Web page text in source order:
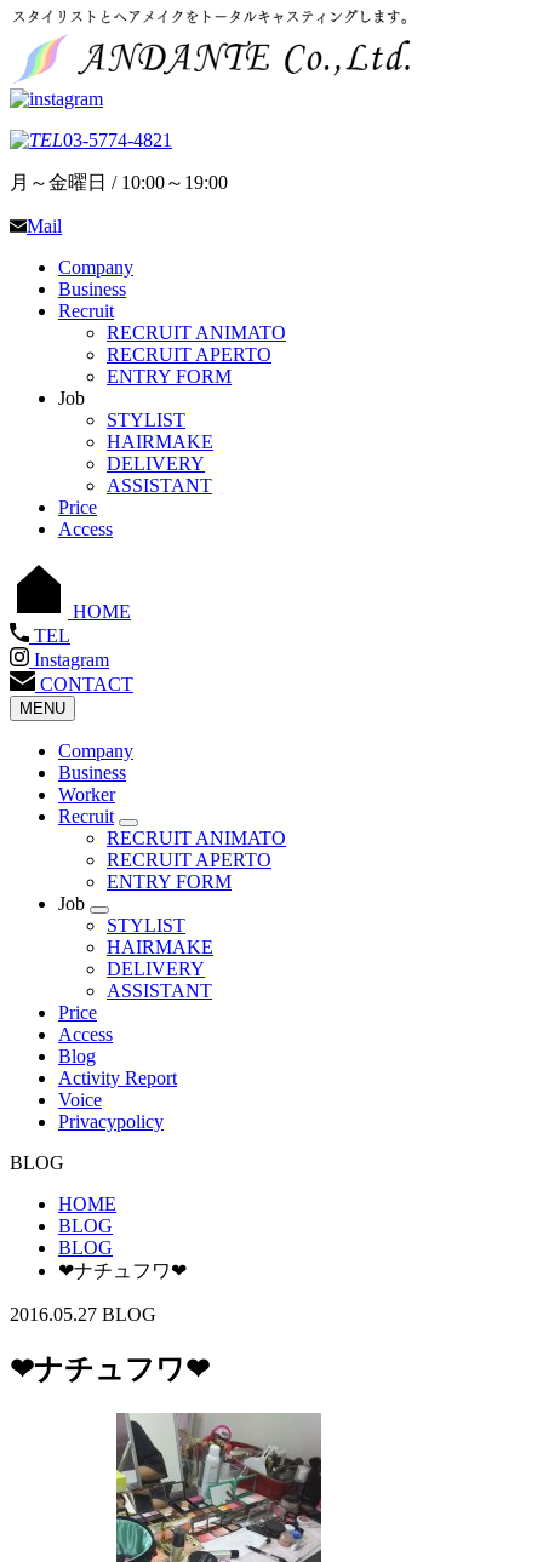
03-5774-4821
月～金曜日 / 10:00～19:00
Mail
Company
Business
Recruit
RECRUIT ANIMATO
RECRUIT APERTO
ENTRY FORM
Job
STYLIST
HAIRMAKE
DELIVERY
ASSISTANT
Price
Access
HOME
TEL
Instagram
CONTACT
MENU
Company
Business
Worker
Recruit
RECRUIT ANIMATO
RECRUIT APERTO
ENTRY FORM
Job
STYLIST
HAIRMAKE
DELIVERY
ASSISTANT
Price
Access
Blog
Activity Report
Voice
Privacypolicy
BLOG
HOME
BLOG
BLOG
❤ナチュフワ❤
2016.05.27 BLOG
❤ナチュフワ❤